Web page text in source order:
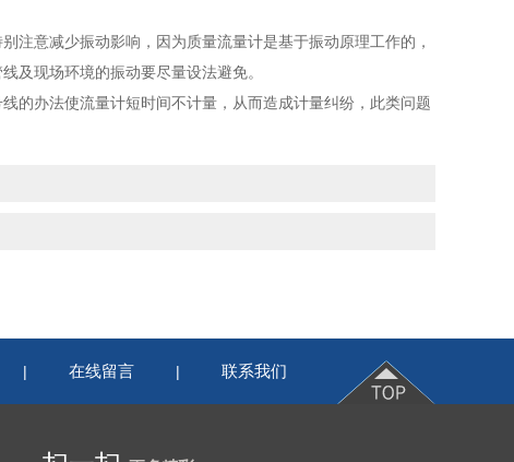
意减少振动影响，因为质量流量计是基于振动原理工作的，
及现场环境的振动要尽量设法避免。
办法使流量计短时间不计量，从而造成计量纠纷，此类问题
| 在线留言 | 联系我们